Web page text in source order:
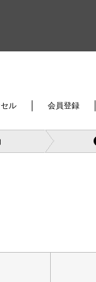
ル 会員登録